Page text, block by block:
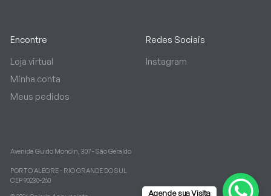
Encontre
Loja virtual
Minha conta
Meus pedidos
Redes Sociais
Instagram
Avenida Guido Mondin, 307 - São Geraldo
PORTO ALEGRE - RIO GRANDE DO SUL
CEP 90230-260
Agende sua Visita